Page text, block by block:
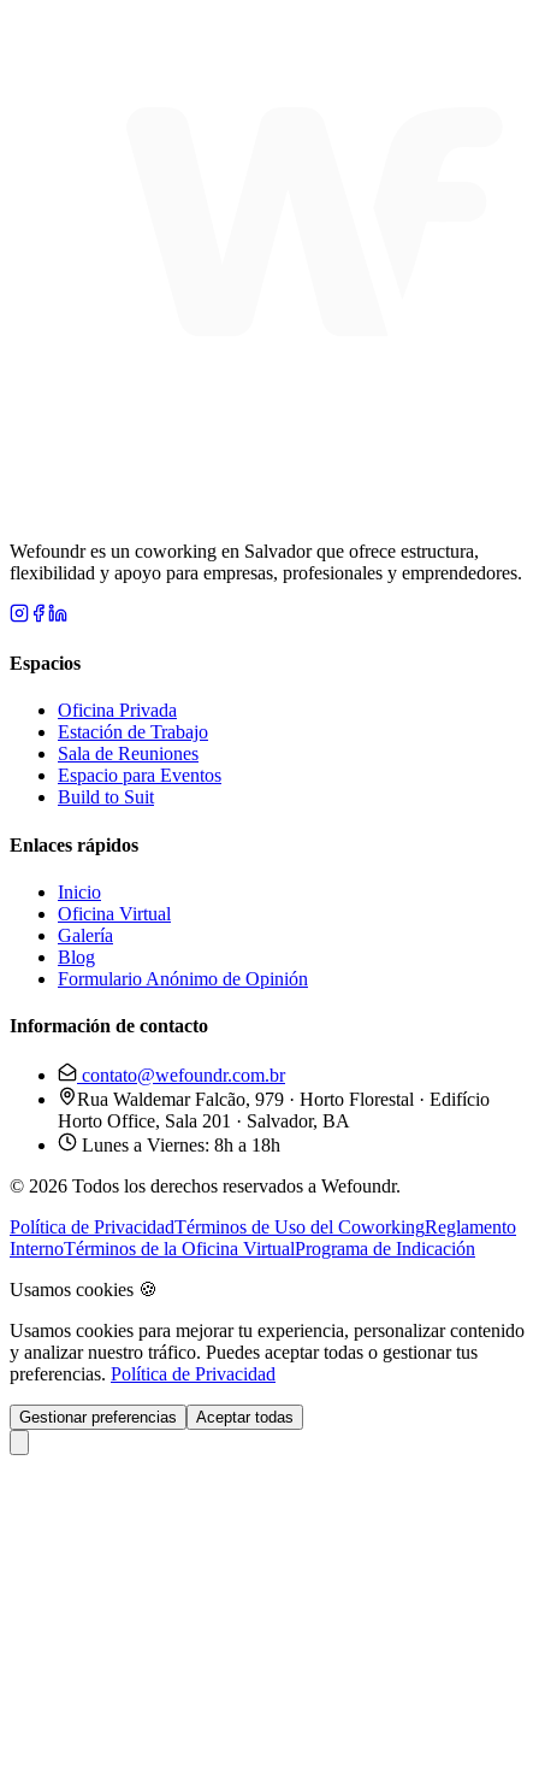
Wefoundr es un coworking en Salvador que ofrece estructura,
flexibilidad y apoyo para empresas, profesionales y emprendedores.
Espacios
Oficina Privada
Estación de Trabajo
Sala de Reuniones
Espacio para Eventos
Build to Suit
Enlaces rápidos
Inicio
Oficina Virtual
Galería
Blog
Formulario Anónimo de Opinión
Información de contacto
contato@wefoundr.com.br
Rua Waldemar Falcão, 979 · Horto Florestal · Edifício
Horto Office, Sala 201 · Salvador, BA
Lunes a Viernes: 8h a 18h
© 2026 Todos los derechos reservados a Wefoundr.
Política de PrivacidadTérminos de Uso del CoworkingReglamento
InternoTérminos de la Oficina VirtualPrograma de Indicación
Usamos cookies 🍪
Usamos cookies para mejorar tu experiencia, personalizar contenido
y analizar nuestro tráfico. Puedes aceptar todas o gestionar tus
preferencias. Política de Privacidad
Gestionar preferencias Aceptar todas